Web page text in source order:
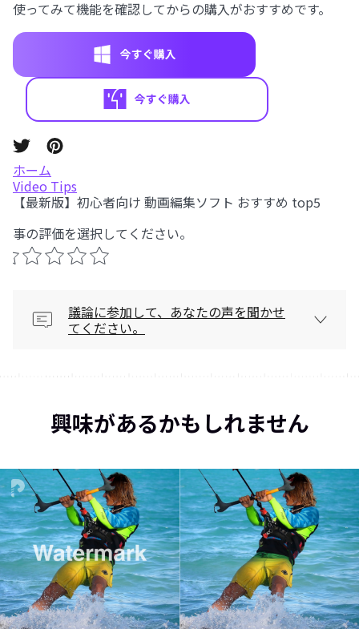
使ってみて機能を確認してからの購入がおすすめです。
ホーム
Video Tips
【最新版】初心者向け 動画編集ソフト おすすめ top5
記事の評価を選択してください。
議論に参加して、あなたの声を聞かせ
てください。
興味があるかもしれません